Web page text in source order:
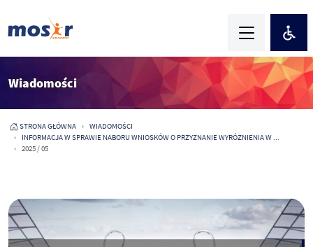
Wiadomości
STRONA GŁÓWNA
WIADOMOŚCI
INFORMACJA W SPRAWIE NABORU WNIOSKÓW O PRZYZNANIE WYRÓŻNIENIA W ...
2025 / 05